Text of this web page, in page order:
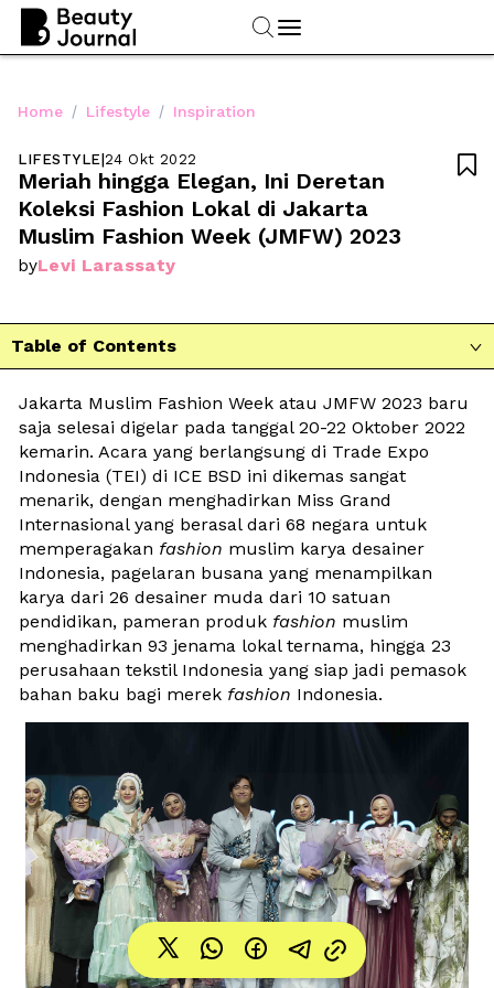
Home / Lifestyle / Inspiration
LIFESTYLE|24 Okt 2022
Meriah hingga Elegan, Ini Deretan
Koleksi Fashion Lokal di Jakarta
Muslim Fashion Week (JMFW) 2023
byLevi Larassaty

Table of Contents 
Jakarta Muslim Fashion Week atau JMFW 2023 baru
saja selesai digelar pada tanggal 20-22 Oktober 2022
kemarin. Acara yang berlangsung di Trade Expo
Indonesia (TEI) di ICE BSD ini dikemas sangat
menarik, dengan menghadirkan Miss Grand
Internasional yang berasal dari 68 negara untuk
memperagakan fashion muslim karya desainer
Indonesia, pagelaran busana yang menampilkan
karya dari 26 desainer muda dari 10 satuan
pendidikan, pameran produk fashion muslim
menghadirkan 93 jenama lokal ternama, hingga 23
perusahaan tekstil Indonesia yang siap jadi pemasok
bahan baku bagi merek fashion Indonesia.